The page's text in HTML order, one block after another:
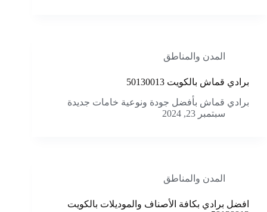
المدن والمناطق
برادي قماش بالكويت 50130013
برادي قماش بأفضل جودة ونوعية خامات جديدة
سبتمبر 23, 2024
المدن والمناطق
افضل برادي بكافة الأصناف والموديلات بالكويت